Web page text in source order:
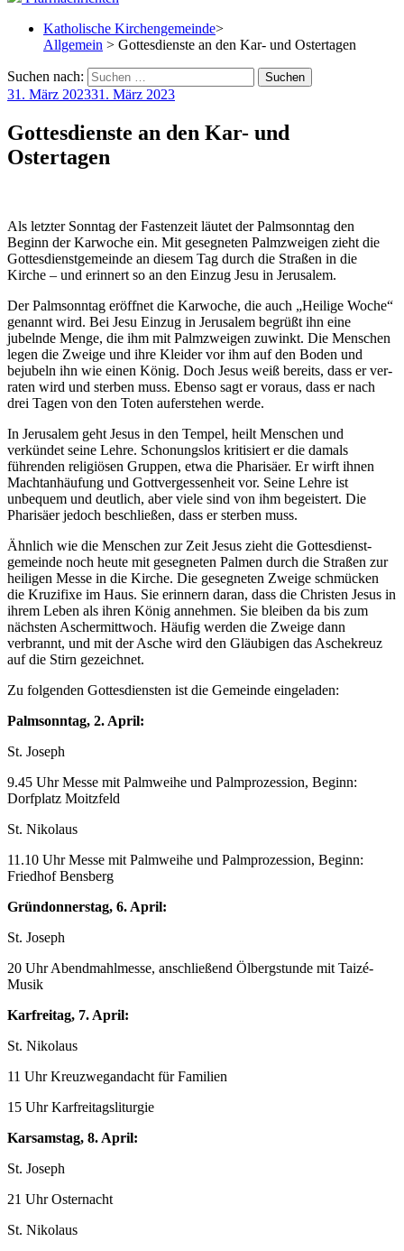
Katholische Kirchengemeinde>
Allgemein > Gottesdienste an den Kar- und Ostertagen
Suchen nach:
31. März 202331. März 2023
Gottesdienste an den Kar- und
Ostertagen
Als letzter Sonntag der Fastenzeit läutet der Palmsonntag den
Beginn der Karwoche ein. Mit gesegneten Palmzweigen zieht die
Gottesdienstgemeinde an diesem Tag durch die Straßen in die
Kirche – und erinnert so an den Einzug Jesu in Jerusalem.
Der Palmsonntag eröffnet die Karwoche, die auch „Heilige Woche“
genannt wird. Bei Jesu Einzug in Jerusalem begrüßt ihn eine
jubelnde Menge, die ihm mit Palm­zweigen zuwinkt. Die Menschen
legen die Zweige und ihre Kleider vor ihm auf den Boden und
bejubeln ihn wie einen König. Doch Jesus weiß bereits, dass er ver­
raten wird und sterben muss. Ebenso sagt er voraus, dass er nach
drei Tagen von den Toten auf­erstehen werde.
In Jerusalem geht Jesus in den Tempel, heilt Menschen und
verkündet seine Lehre. Schonungs­los kritisiert er die damals
führenden religiösen Gruppen, etwa die Pharisäer. Er wirft ihnen
Macht­anhäufung und Gott­vergessen­heit vor. Seine Lehre ist
unbequem und deutlich, aber viele sind von ihm begeistert. Die
Pharisäer jedoch beschließen, dass er sterben muss.
Ähnlich wie die Menschen zur Zeit Jesus zieht die Gottesdienst­
gemeinde noch heute mit gesegneten Palmen durch die Straßen zur
heiligen Messe in die Kirche. Die gesegneten Zweige schmücken
die Kruzi­fixe im Haus. Sie erinnern daran, dass die Christen Jesus in
ihrem Leben als ihren König annehmen. Sie bleiben da bis zum
nächsten Ascher­mittwoch. Häufig werden die Zweige dann
verbrannt, und mit der Asche wird den Gläubigen das Asche­kreuz
auf die Stirn gezeichnet.
Zu folgenden Gottesdiensten ist die Gemeinde eingeladen:
Palmsonntag, 2. April:
St. Joseph
9.45 Uhr Messe mit Palmweihe und Palmprozession, Beginn:
Dorfplatz Moitzfeld
St. Nikolaus
11.10 Uhr Messe mit Palmweihe und Palmprozession, Beginn:
Friedhof Bensberg
Gründonnerstag, 6. April:
St. Joseph
20 Uhr Abendmahlmesse, anschließend Ölbergstunde mit Taizé-
Musik
Karfreitag, 7. April:
St. Nikolaus
11 Uhr Kreuzwegandacht für Familien
15 Uhr Karfreitagsliturgie
Karsamstag, 8. April:
St. Joseph
21 Uhr Osternacht
St. Nikolaus